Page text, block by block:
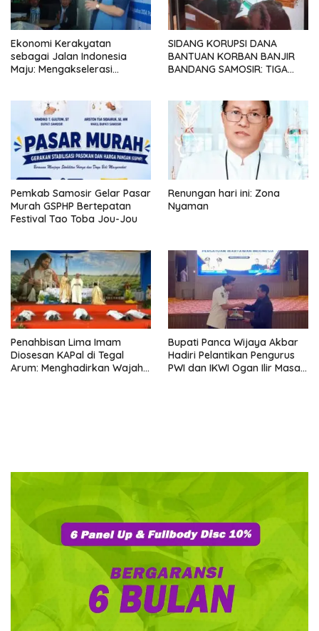
Ekonomi Kerakyatan
sebagai Jalan Indonesia
Maju: Mengakselerasi
SIDANG KORUPSI DANA
BANTUAN KORBAN BANJIR
BANDANG SAMOSIR: TIGA
YANG DITERIMA
Pemkab Samosir Gelar Pasar
Murah GSPHP Bertepatan
Festival Tao Toba Jou-Jou
Renungan hari ini: Zona
Nyaman
Penahbisan Lima Imam
Diosesan KAPal di Tegal
Arum: Menghadirkan Wajah
Bupati Panca Wijaya Akbar
Hadiri Pelantikan Pengurus
PWI dan IKWI Ogan Ilir Masa